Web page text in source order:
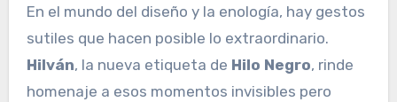
En el mundo del diseño y la enología, hay gestos
sutiles que hacen posible lo extraordinario.
Hilván, la nueva etiqueta de Hilo Negro, rinde
homenaje a esos momentos invisibles pero